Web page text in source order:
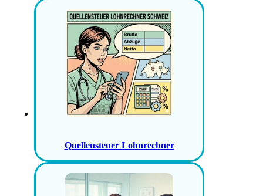
Quellensteuer Lohnrechner